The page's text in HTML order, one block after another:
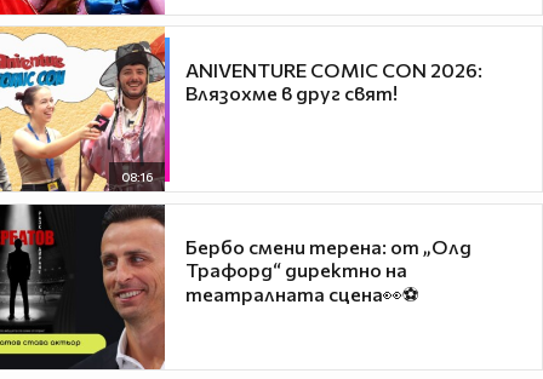
08:16
ANIVENTURE COMIC CON 2026:
Влязохме в друг свят!
Бербо смени терена: от „Олд
Трафорд“ директно на
театралната сцена👀⚽